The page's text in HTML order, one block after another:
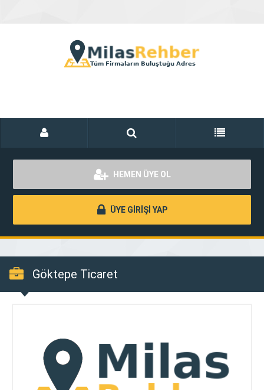
HEMEN ÜYE OL
ÜYE GİRİŞİ YAP
Göktepe Ticaret